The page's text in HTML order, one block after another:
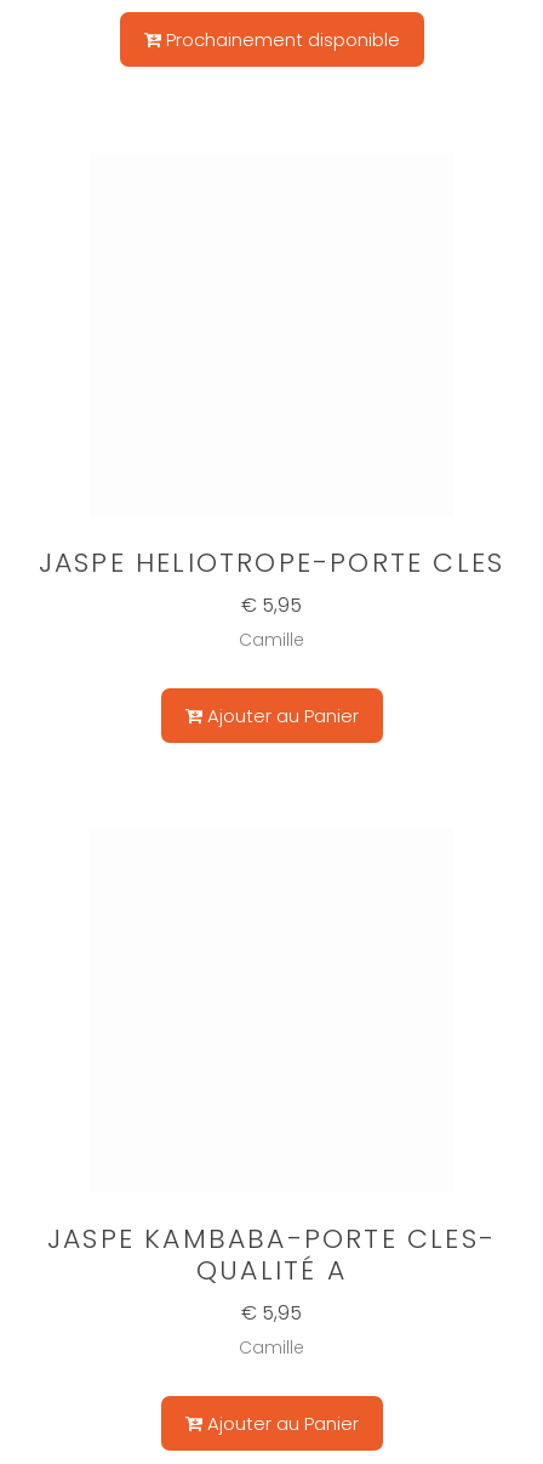
Prochainement disponible
JASPE HELIOTROPE-PORTE CLES
€ 5,95
Camille
Ajouter au Panier
JASPE KAMBABA-PORTE CLES-
QUALITÉ A
€ 5,95
Camille
Ajouter au Panier